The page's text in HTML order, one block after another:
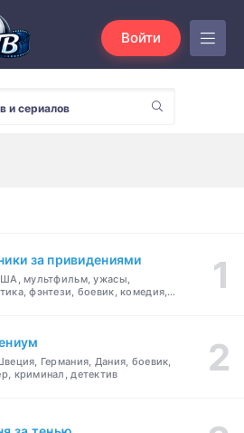
Войти
за привидениями
мультфильм, ужасы,
фэнтези, боевик, комедия,
Германия, Дания, боевик,
криминал, детектив